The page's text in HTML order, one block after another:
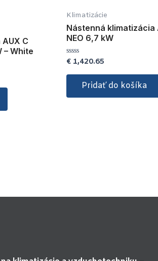
C
– White
Klimatizácie
Nástenná klimatizácia
NEO 6,7 kW
Hodnotenie
z
€ 1,420.65
Pridať do košíka